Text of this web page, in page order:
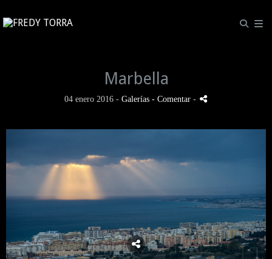
Marbella
04 enero 2016 - Galerías - Comentar -